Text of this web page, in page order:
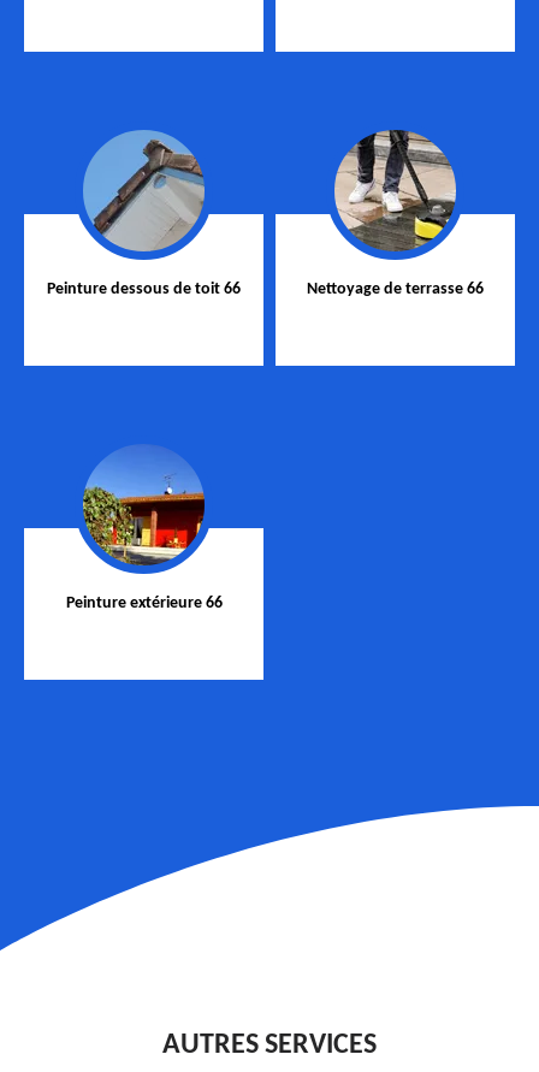
Peinture dessous de toit 66 Nettoyage de terrasse 66
Peinture extérieure 66
AUTRES SERVICES